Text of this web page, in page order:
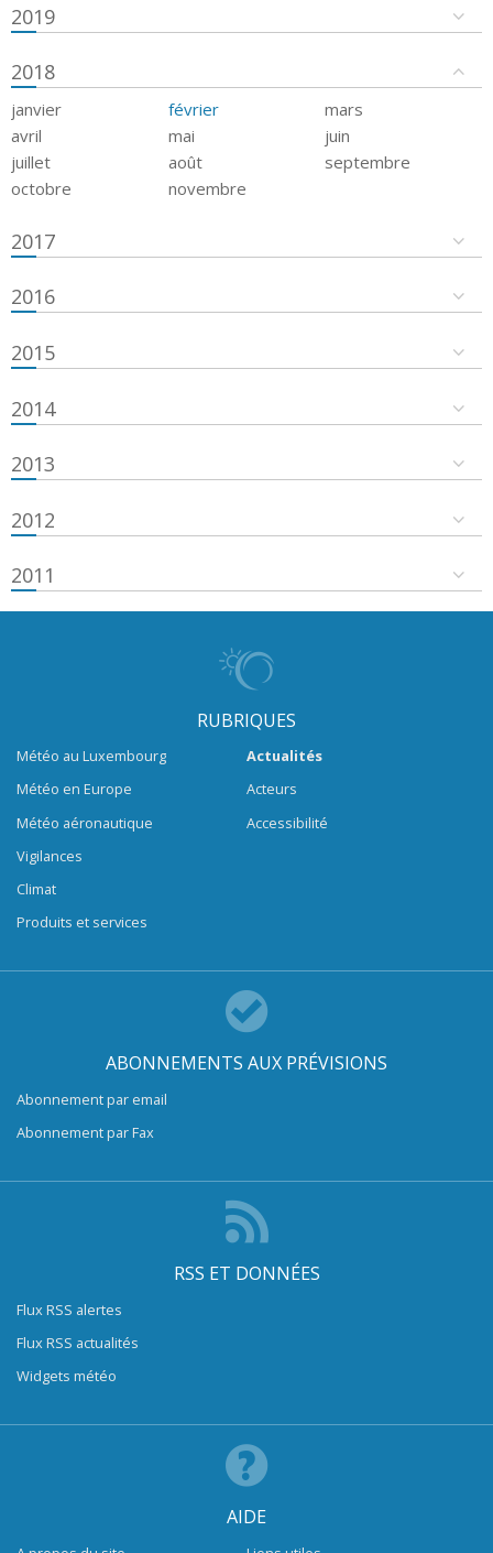
2019
2018
janvier février
mars
avril
mai
juin
juillet
août
septembre
octobre
novembre
2017
2016
2015
2014
2013
2012
2011
RUBRIQUES
Météo au Luxembourg
Météo en Europe
Météo aéronautique
Vigilances
Climat
Produits et services
Actualités
Acteurs
Accessibilité
ABONNEMENTS AUX PRÉVISIONS
Abonnement par email
Abonnement par Fax
RSS ET DONNÉES
Flux RSS alertes
Flux RSS actualités
Widgets météo
AIDE